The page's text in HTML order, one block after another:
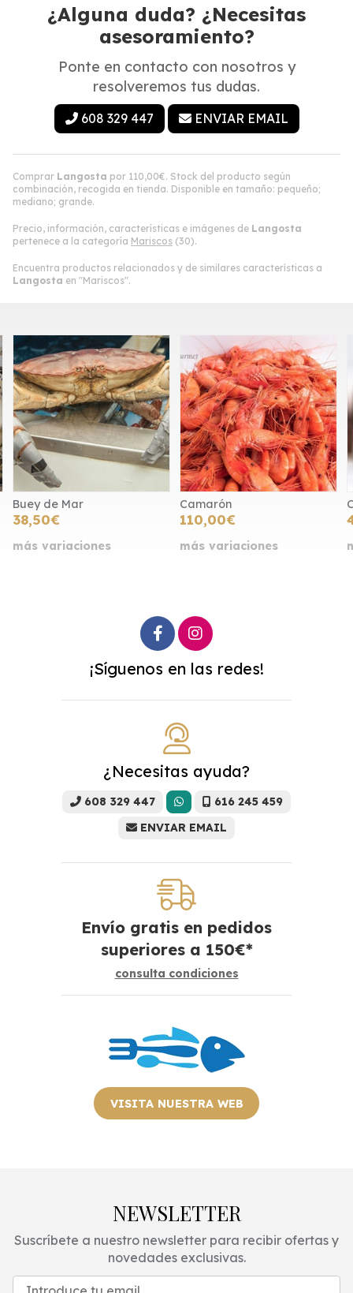
Comprar Langosta por 110,00€. Stock del producto según
combinación, recogida en tienda. Disponible en tamaño: pequeño;
mediano; grande.
Precio, información, características e imágenes de Langosta
pertenece a la categoría Mariscos (30).
Encuentra productos relacionados y de similares características a
Langosta en "Mariscos".
¿Alguna duda? ¿Necesitas
asesoramiento?
Ponte en contacto con nosotros y
resolveremos tus dudas.
608 329 447 ENVIAR EMAIL
Camarón
110,00€
más variaciones
Centollo
49,50€
más variaciones
¡Síguenos en las redes!
¿Necesitas ayuda?
608 329 447
616 245 459
ENVIAR EMAIL
Envío gratis en pedidos
superiores a 150€*
consulta condiciones
VISITA NUESTRA WEB
NEWSLETTER
Suscríbete a nuestro newsletter para recibir ofertas y
novedades exclusivas.